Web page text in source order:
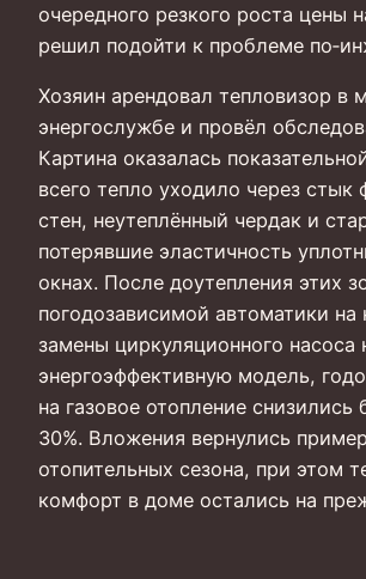
очередного резкого роста цены
решил подойти к проблеме
Хозяин арендовал тепловизор в
энергослужбе и провёл
Картина оказалась
всего тепло уходило через стык
стен, неутеплённый чердак и
потерявшие эластичность
окнах. После доутепления этих
погодозависимой автоматики на
замены циркуляционного насоса
энергоэффективную модель,
на газовое отопление снизились
30%. Вложения вернулись
отопительных сезона, при этом
комфорт в доме остались на